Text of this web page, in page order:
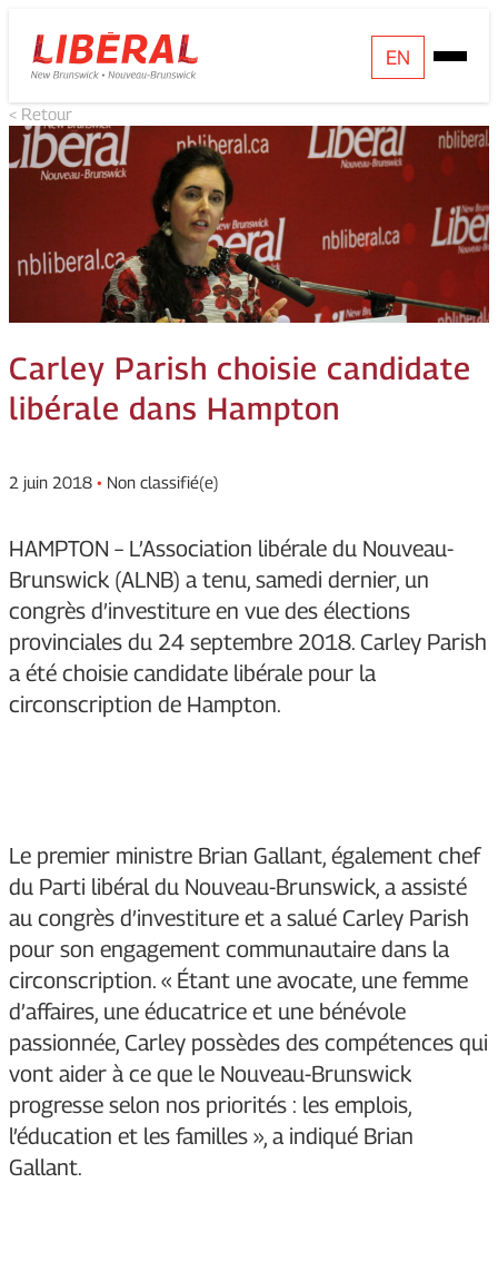
Skip
to
content
Homepage
Link
EN
Open
Mobile
Menu
< Retour
Carley Parish choisie candidate
libérale dans Hampton
2 juin 2018 • Non classifié(e)
HAMPTON – L’Association libérale du Nouveau-
Brunswick (ALNB) a tenu, samedi dernier, un
congrès d’investiture en vue des élections
provinciales du 24 septembre 2018. Carley Parish
a été choisie candidate libérale pour la
circonscription de Hampton.
Le premier ministre Brian Gallant, également chef
du Parti libéral du Nouveau-Brunswick, a assisté
au congrès d’investiture et a salué Carley Parish
pour son engagement communautaire dans la
circonscription. « Étant une avocate, une femme
d’affaires, une éducatrice et une bénévole
passionnée, Carley possèdes des compétences qui
vont aider à ce que le Nouveau-Brunswick
progresse selon nos priorités : les emplois,
l’éducation et les familles », a indiqué Brian
Gallant.